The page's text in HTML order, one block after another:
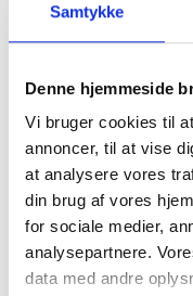
Samtykke
Denne hjemmeside
Vi bruger cookies til
annoncer, til at vise
at analysere vores
din brug af vores
for sociale medier,
analysepartnere.
data med andre
I anledning af
den smukke
arv og skønhed.
Pris: Kun
Hver statuette
jubilæumsæske,
Ønsker du et mere